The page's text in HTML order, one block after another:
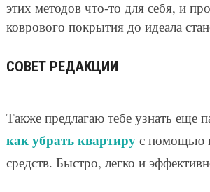
этих методов что-то для себя, и
коврового покрытия до идеала
СОВЕТ РЕДАКЦИИ
Также предлагаю тебе узнать еще
как убрать квартирус помощью
средств. Быстро, легко и